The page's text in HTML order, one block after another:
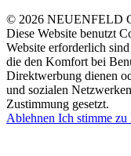
© 2026 NEUENFELD
Diese Website benutzt
Website erforderlich
die den Komfort bei
Direktwerbung dienen
und sozialen
Zustimmung gesetzt.
Ablehnen Ich stimme zu